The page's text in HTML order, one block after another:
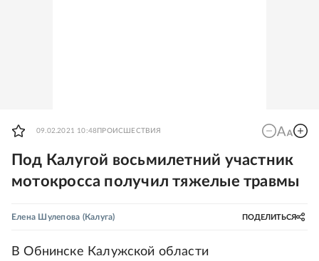
09.02.2021 10:48 ПРОИСШЕСТВИЯ
Под Калугой восьмилетний участник
мотокросса получил тяжелые травмы
Елена Шулепова (Калуга) ПОДЕЛИТЬСЯ
В Обнинске Калужской области